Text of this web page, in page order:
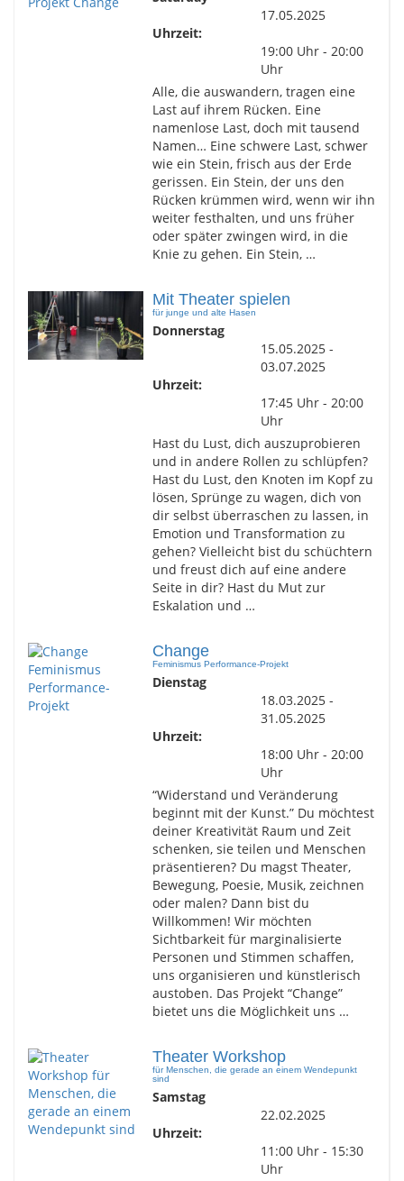
17.05.2025
Uhrzeit:
19:00 Uhr - 20:00
Uhr
Alle, die auswandern, tragen eine
Last auf ihrem Rücken. Eine
namenlose Last, doch mit tausend
Namen… Eine schwere Last, schwer
wie ein Stein, frisch aus der Erde
gerissen. Ein Stein, der uns den
Rücken krümmen wird, wenn wir ihn
weiter festhalten, und uns früher
oder später zwingen wird, in die
Knie zu gehen. Ein Stein, …
Mit Theater spielen
für junge und alte Hasen
Donnerstag
15.05.2025 -
03.07.2025
Uhrzeit:
17:45 Uhr - 20:00
Uhr
Hast du Lust, dich auszuprobieren
und in andere Rollen zu schlüpfen?
Hast du Lust, den Knoten im Kopf zu
lösen, Sprünge zu wagen, dich von
dir selbst überraschen zu lassen, in
Emotion und Transformation zu
gehen? Vielleicht bist du schüchtern
und freust dich auf eine andere
Seite in dir? Hast du Mut zur
Eskalation und …
Change
Feminismus Performance-Projekt
Dienstag
18.03.2025 -
31.05.2025
Uhrzeit:
18:00 Uhr - 20:00
Uhr
“Widerstand und Veränderung
beginnt mit der Kunst.” Du möchtest
deiner Kreativität Raum und Zeit
schenken, sie teilen und Menschen
präsentieren? Du magst Theater,
Bewegung, Poesie, Musik, zeichnen
oder malen? Dann bist du
Willkommen! Wir möchten
Sichtbarkeit für marginalisierte
Personen und Stimmen schaffen,
uns organisieren und künstlerisch
austoben. Das Projekt “Change”
bietet uns die Möglichkeit uns …
Theater Workshop
für Menschen, die gerade an einem Wendepunkt
sind
Samstag
22.02.2025
Uhrzeit:
11:00 Uhr - 15:30
Uhr